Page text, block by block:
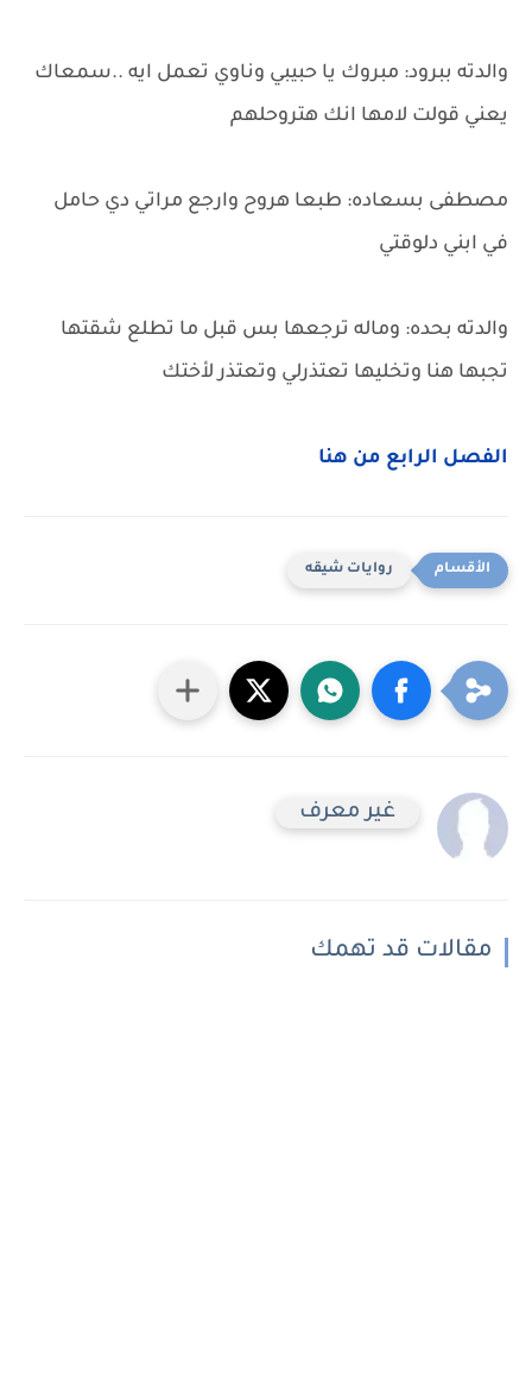
والدته ببرود: مبروك يا حبيبي وناوي تعمل ايه ..سمعاك
يعني قولت لامها انك هتروحلهم
مصطفى بسعاده: طبعا هروح وارجع مراتي دي حامل
في ابني دلوقتي
والدته بحده: وماله ترجعها بس قبل ما تطلع شقتها
تجبها هنا وتخليها تعتذرلي وتعتذر لأختك
الفصل الرابع من هنا
روايات شيقه
غير معرف
مقالات قد تهمك